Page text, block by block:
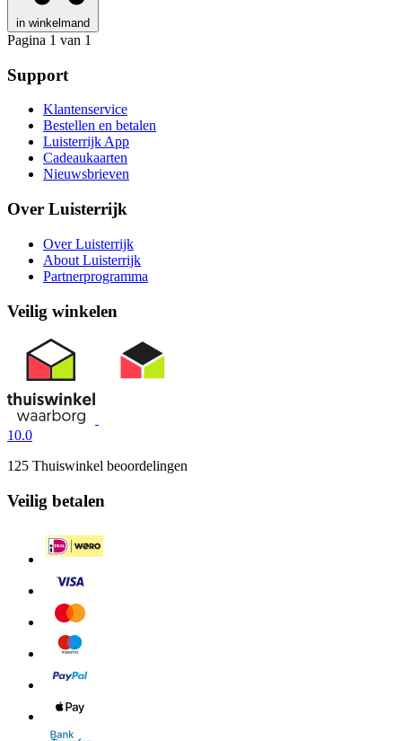
in winkelmand
Pagina 1 van 1
Support
Klantenservice
Bestellen en betalen
Luisterrijk App
Cadeaukaarten
Nieuwsbrieven
Over Luisterrijk
Over Luisterrijk
About Luisterrijk
Partnerprogramma
Veilig winkelen
10.0
125 Thuiswinkel beoordelingen
Veilig betalen